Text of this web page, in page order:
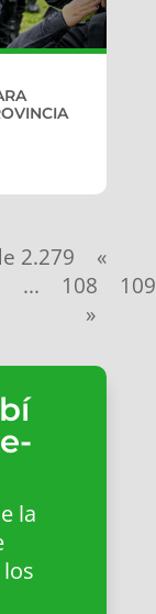
2.279
«
... 108
109
»
la